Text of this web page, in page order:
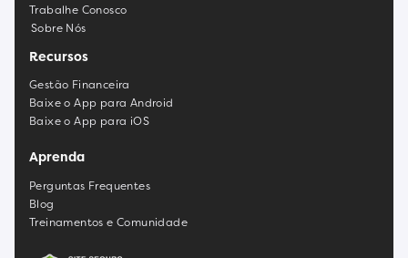
Trabalhe Conosco
Sobre Nós
Recursos
Gestão Financeira
Baixe o App para Android
Baixe o App para iOS
Aprenda
Perguntas Frequentes
Blog
Treinamentos e Comunidade